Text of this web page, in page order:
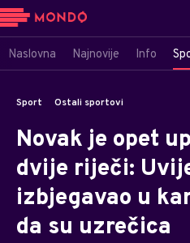
Naslovna Najnovije Info
Sport Ostali sportovi
Novak je opet
dvije riječi:
izbjegavao u
da su uzrečica